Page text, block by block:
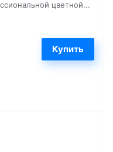
цветной...